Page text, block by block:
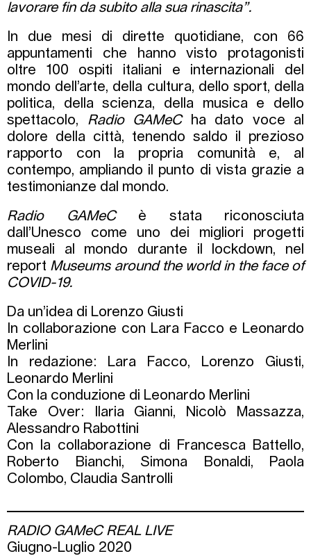
lavorare fin da subito alla sua rinascita”.
In due mesi di dirette quotidiane, con 66
appuntamenti che hanno visto protagonisti
oltre 100 ospiti italiani e internazionali del
mondo dell’arte, della cultura, dello sport, della
politica, della scienza, della musica e dello
spettacolo, Radio GAMeCha dato voce al
dolore della città, tenendo saldo il prezioso
rapporto con la propria comunità e, al
contempo, ampliando il punto di vista grazie a
testimonianze dal mondo.
Radio GAMeC è stata riconosciuta
dall’Unesco come uno dei migliori progetti
museali al mondo durante il lockdown, nel
report Museums around the world in the face of
COVID-19.
Da un’idea di Lorenzo Giusti
In collaborazione con Lara Facco e Leonardo
Merlini
In redazione: Lara Facco, Lorenzo Giusti,
Leonardo Merlini
Con la conduzione di Leonardo Merlini
Take Over: Ilaria Gianni, Nicolò Massazza,
Alessandro Rabottini
Con la collaborazione di Francesca Battello,
Roberto Bianchi, Simona Bonaldi, Paola
Colombo, Claudia Santrolli
RADIO GAMeC REAL LIVE
Giugno-Luglio 2020